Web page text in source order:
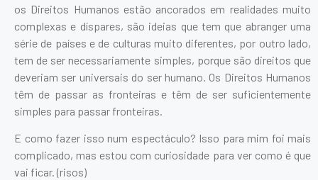
os Direitos Humanos estão ancorados em realidades muito
complexas e díspares, são ideias que tem que abranger uma
série de países e de culturas muito diferentes, por outro lado,
tem de ser necessariamente simples, porque são direitos que
deveriam ser universais do ser humano. Os Direitos Humanos
têm de passar as fronteiras e têm de ser suficientemente
simples para passar fronteiras.
E como fazer isso num espectáculo? Isso para mim foi mais
complicado, mas estou com curiosidade para ver como é que
vai ficar. (risos)